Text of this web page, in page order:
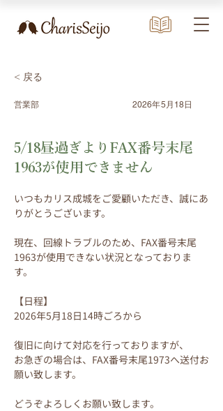
< 戻る
5/18昼過ぎよりFAX番号末尾
1963が使用できません
いつもカリス成城をご愛顧いただき、誠にあ
りがとうございます。
現在、回線トラブルのため、FAX番号末尾
1963が使用できない状況となっておりま
す。
【日程】
2026年5月18日14時ごろから
復旧に向けて対応を行っておりますが、
お急ぎの場合は、FAX番号末尾1973へ送付お
願い致します。
どうぞよろしくお願い致します。
営業部 2026年5月18日